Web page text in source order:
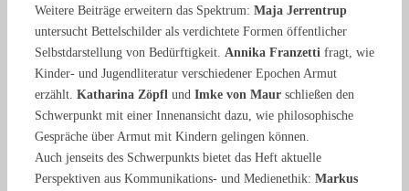
Weitere Beiträge erweitern das Spektrum: Maja Jerrentrup
untersucht Bettelschilder als verdichtete Formen öffentlicher
Selbstdarstellung von Bedürftigkeit. Annika Franzetti fragt, wie
Kinder- und Jugendliteratur verschiedener Epochen Armut
erzählt. Katharina Zöpfl und Imke von Maur schließen den
Schwerpunkt mit einer Innenansicht dazu, wie philosophische
Gespräche über Armut mit Kindern gelingen können.
Auch jenseits des Schwerpunkts bietet das Heft aktuelle
Perspektiven aus Kommunikations- und Medienethik: Markus